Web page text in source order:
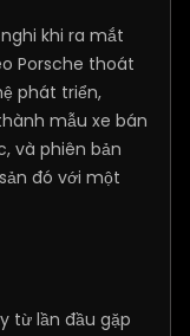
khi ra mắt
Porsche thoát
phát triển,
mẫu xe bán
và phiên bản
đó với một
từ lần đầu gặp